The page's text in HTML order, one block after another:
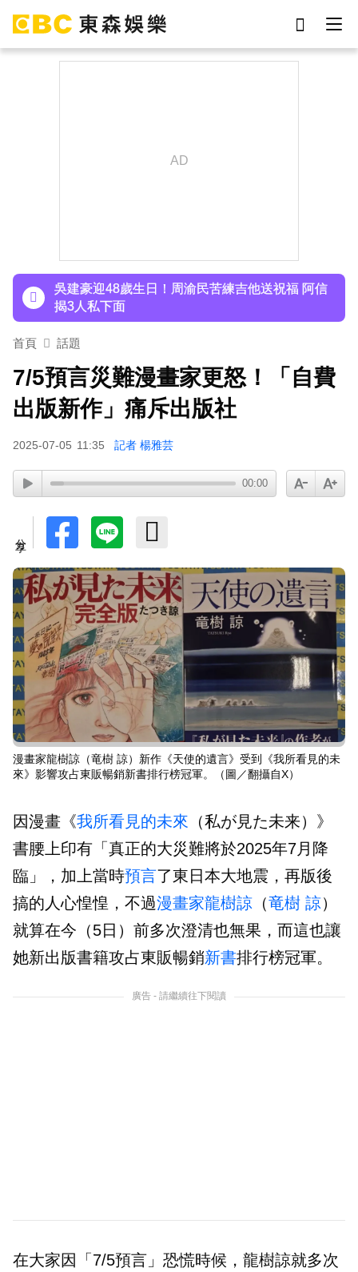
慘被虧：是在震肚子？
吳建豪迎48歲生日！周渝民苦練吉他送祝福 阿信
揭3人私下面
許富凱暴瘦7公斤登台！「臉明顯凹陷」嚇壞媽媽
下載東森App，隨時掌握天下大小事！
慘被虧：是在震肚子？
首頁 話題
7/5預言災難漫畫家更怒！「自費
出版新作」痛斥出版社
2025-07-05 11:35 記者 楊雅芸
00:00
漫畫家龍樹諒（竜樹 諒）新作《天使的遺言》受到《我所看見的未
來》影響攻占東販暢銷新書排行榜冠軍。（圖／翻攝自X）
因漫畫《我所看見的未來 （私が見た未来）》
書腰上印有「真正的大災難將於2025年7月降
臨」，加上當時預言了東日本大地震，再版後
搞的人心惶惶，不過漫畫家龍樹諒 （竜樹 諒）
就算在今（5日）前多次澄清也無果，而這也讓
她新出版書籍攻占東販暢銷新書排行榜冠軍。
廣告 - 請繼續往下閱讀
在大家因「7/5預言」恐慌時候，龍樹諒就多次